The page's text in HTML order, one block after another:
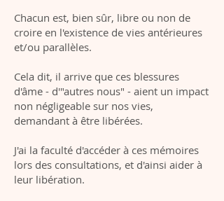
Chacun est, bien sûr, libre ou non de
croire en l'existence de vies antérieures
et/ou parallèles.
Cela dit, il arrive que ces blessures
d'âme - d'"autres nous" - aient un impact
non négligeable sur nos vies,
demandant à être libérées.
J'ai la faculté d'accéder à ces mémoires
lors des consultations, et d'ainsi aider à
leur libération.